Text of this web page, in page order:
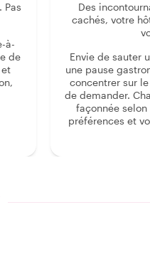
Pas
à-
de
Des
cachés, votre
Envie de sauter
une pause
concentrer sur
de demander.
façonnée
préférences et